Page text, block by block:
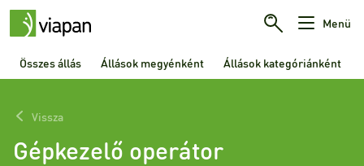
Menü
Összes állás Állások megyénként Állások kategóriánként
Vissza
Gépkezelő operátor